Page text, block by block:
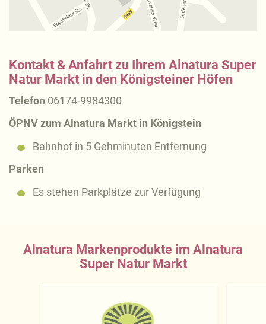
Kontakt & Anfahrt zu Ihrem Alnatura Super
Natur Markt in den Königsteiner Höfen
Telefon 06174-9984300
ÖPNV zum Alnatura Markt in Königstein
Bahnhof in 5 Gehminuten Entfernung
Parken
Es stehen Parkplätze zur Verfügung
Alnatura Markenprodukte im Alnatura
Super Natur Markt